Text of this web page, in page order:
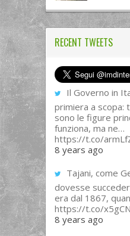
RECENT TWEETS
Il Governo in
primiera a scopa:
sono le figure
funziona, ma ne…
https://t.co/
8 years ago
Tajani, come
dovesse
era dal 1867,
https://t.co/
8 years ago